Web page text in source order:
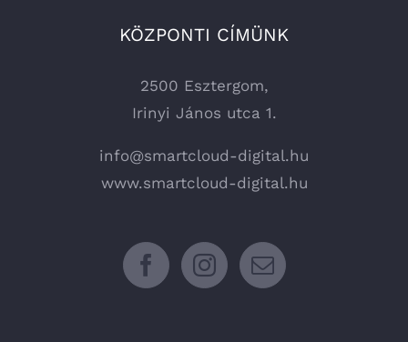
KÖZPONTI CÍMÜNK
2500 Esztergom,
Irinyi János utca 1.
info@smartcloud-digital.hu
www.smartcloud-digital.hu